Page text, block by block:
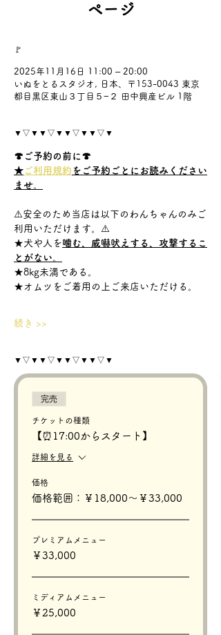
ページ
🚩
2025年11月16日 11:00 – 20:00
いぬをとるスタジオ, 日本、〒153-0043 東京
都目黒区東山３丁目５−２ 田中興産ビル 1階
▼▽▼▼▽▼▼▽▼▼▽▼
🍄ご予約の前に🍄
★ ご利用規約 をご予約ごとにお読みください
ませ。
⚠️安全のため当店は以下のわんちゃんのみご
利用いただけます。⚠️
★犬や人を噛む、威嚇吠えする、攻撃するこ
とがない。
★8kg未満である。
★オムツをご着用の上ご来店いただける。
続き >>
▼▽▼▼▽▼▼▽▼▼▽▼
完売
チケットの種類
【⏰17:00からスタート】
詳細を見る
価格
価格範囲：￥18,000〜￥33,000
プレミアムメニュー
￥33,000
ミディアムメニュー
￥25,000